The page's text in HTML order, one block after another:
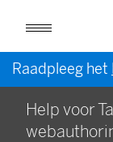
Raadpleeg het
Help voor